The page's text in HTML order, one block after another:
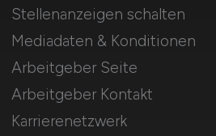
Stellenanzeigen schalten
Mediadaten & Konditionen
Arbeitgeber Seite
Arbeitgeber Kontakt
Karrierenetzwerk